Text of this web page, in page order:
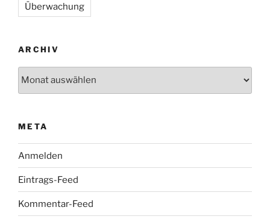
Überwachung
ARCHIV
META
Anmelden
Eintrags-Feed
Kommentar-Feed